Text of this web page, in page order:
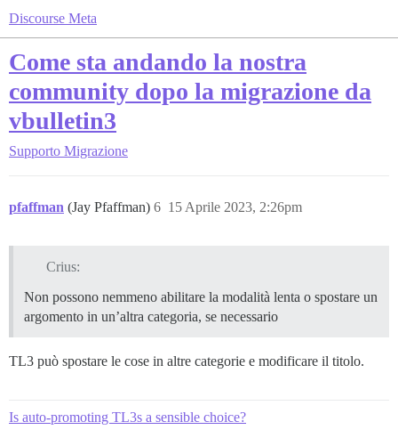
Discourse Meta
Come sta andando la nostra
community dopo la migrazione da
vbulletin3
Supporto Migrazione
pfaffman (Jay Pfaffman) 15 Aprile 2023, 2:26pm
6
Crius:
Non possono nemmeno abilitare la modalità lenta o spostare un
argomento in un’altra categoria, se necessario
TL3 può spostare le cose in altre categorie e modificare il titolo.
Is auto-promoting TL3s a sensible choice?